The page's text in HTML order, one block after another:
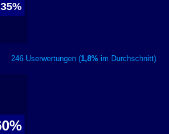
246 Userwertungen (1,8% im